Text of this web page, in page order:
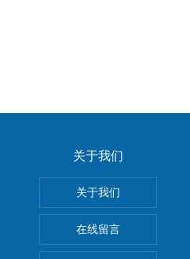
关于我们
关于我们
在线留言